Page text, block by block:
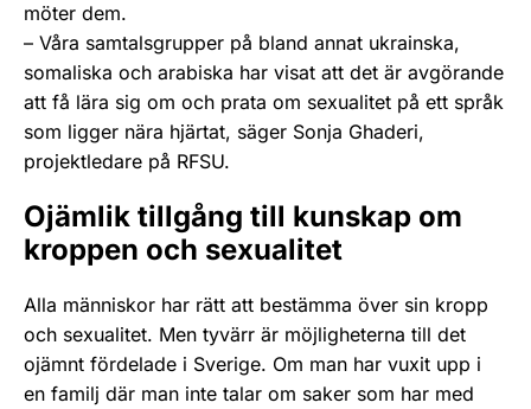
möter dem.
– Våra samtalsgrupper på bland annat ukrainska,
somaliska och arabiska har visat att det är avgörande
att få lära sig om och prata om sexualitet på ett språk
som ligger nära hjärtat, säger Sonja Ghaderi,
projektledare på RFSU.
Ojämlik tillgång till kunskap om
kroppen och sexualitet
Alla människor har rätt att bestämma över sin kropp
och sexualitet. Men tyvärr är möjligheterna till det
ojämnt fördelade i Sverige. Om man har vuxit upp i
en familj där man inte talar om saker som har med